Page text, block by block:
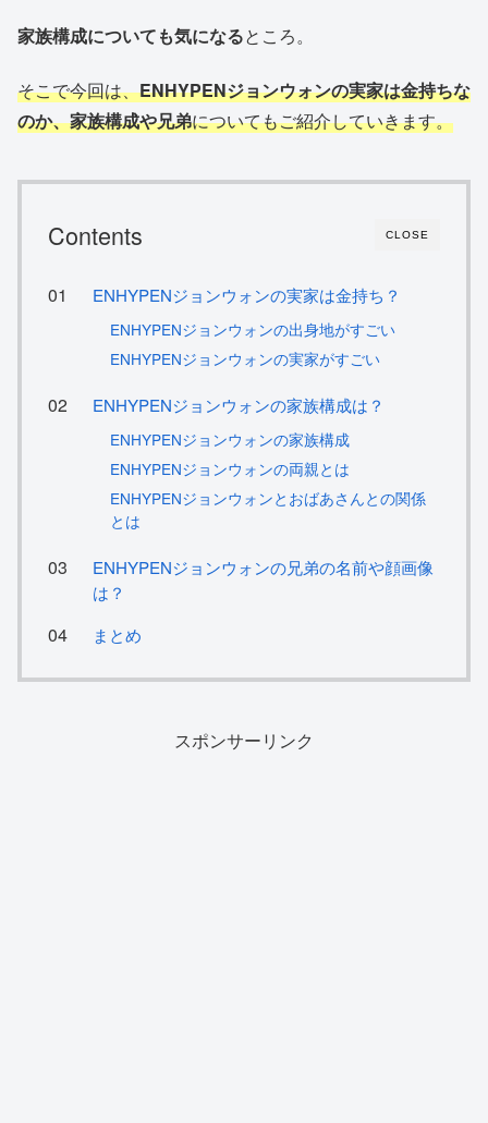
家族構成についても気になるところ。
そこで今回は、ENHYPENジョンウォンの実家は金持ちな
のか、家族構成や兄弟についてもご紹介していきます。
CLOSE
Contents
ENHYPENジョンウォンの実家は金持ち？
ENHYPENジョンウォンの出身地がすごい
ENHYPENジョンウォンの実家がすごい
ENHYPENジョンウォンの家族構成は？
ENHYPENジョンウォンの家族構成
ENHYPENジョンウォンの両親とは
ENHYPENジョンウォンとおばあさんとの関係
とは
ENHYPENジョンウォンの兄弟の名前や顔画像
は？
まとめ
スポンサーリンク